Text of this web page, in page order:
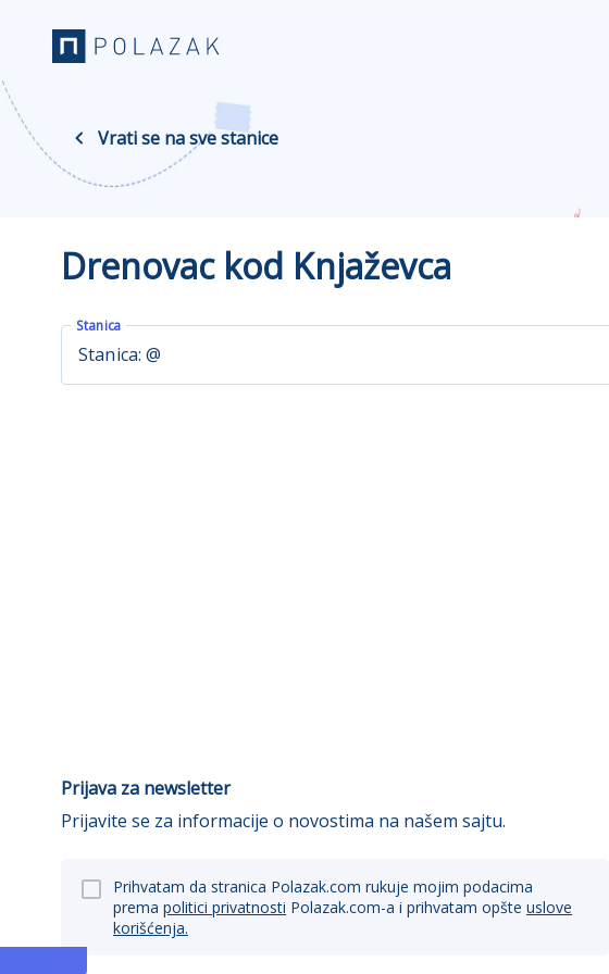
Vrati se na sve stanice
Drenovac kod Knjaževca
Stanica
Stanica: @
Prijava za newsletter
Prijavite se za informacije o novostima na našem sajtu.
Prihvatam da stranica Polazak.com rukuje mojim podacima
prema politici privatnosti Polazak.com-a i prihvatam opšte uslove
korišćenja.